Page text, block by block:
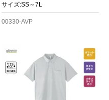
サイズ:SS～7L
00330-AVP